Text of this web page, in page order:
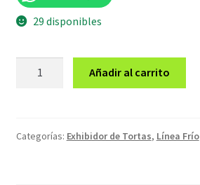
29 disponibles
1000E3
Añadir al carrito
Categorías: Exhibidor de Tortas, Línea Frío